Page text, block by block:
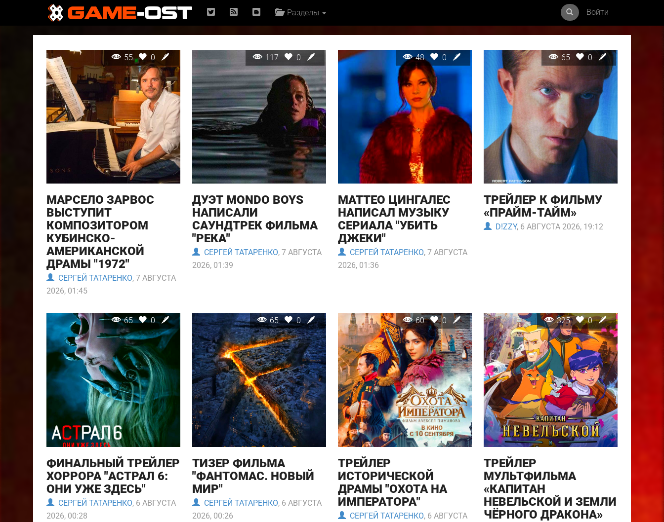
Разделы Войти
55 0
МАРСЕЛО ЗАРВОС
ВЫСТУПИТ
КОМПОЗИТОРОМ
КУБИНСКО-
АМЕРИКАНСКОЙ
ДРАМЫ "1972"
СЕРГЕЙ ТАТАРЕНКО, 7 АВГУСТА
2026, 01:45
117 0
ДУЭТ MONDO BOYS
НАПИСАЛИ
САУНДТРЕК ФИЛЬМА
"РЕКА"
СЕРГЕЙ ТАТАРЕНКО, 7 АВГУСТА
2026, 01:39
48 0
МАТТЕО ЦИНГАЛЕС
НАПИСАЛ МУЗЫКУ
СЕРИАЛА "УБИТЬ
ДЖЕКИ"
СЕРГЕЙ ТАТАРЕНКО, 7 АВГУСТА
2026, 01:36
65 0
ТРЕЙЛЕР К ФИЛЬМУ
«ПРАЙМ-ТАЙМ»
D!ZZY, 6 АВГУСТА 2026, 19:12
65 0
ФИНАЛЬНЫЙ ТРЕЙЛЕР
ХОРРОРА "АСТРАЛ 6:
ОНИ УЖЕ ЗДЕСЬ"
СЕРГЕЙ ТАТАРЕНКО, 6 АВГУСТА
2026, 00:28
65 0
ТИЗЕР ФИЛЬМА
"ФАНТОМАС. НОВЫЙ
МИР"
СЕРГЕЙ ТАТАРЕНКО, 6 АВГУСТА
2026, 00:26
60 0
ТРЕЙЛЕР
ИСТОРИЧЕСКОЙ
ДРАМЫ "ОХОТА НА
ИМПЕРАТОРА"
СЕРГЕЙ ТАТАРЕНКО, 6 АВГУСТА
325 0
ТРЕЙЛЕР
МУЛЬТФИЛЬМА
«КАПИТАН
НЕВЕЛЬСКОЙ И ЗЕМЛИ
ЧЁРНОГО ДРАКОНА»